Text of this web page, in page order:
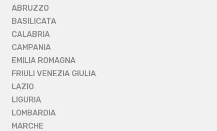
ABRUZZO
BASILICATA
CALABRIA
CAMPANIA
EMILIA ROMAGNA
FRIULI VENEZIA GIULIA
LAZIO
LIGURIA
LOMBARDIA
MARCHE